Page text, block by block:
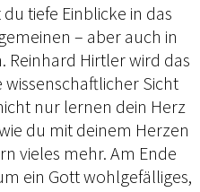
tiefe Einblicke in das
– aber auch in
Reinhard Hirtler wird das
wissenschaftlicher Sicht
nur lernen dein Herz
du mit deinem Herzen
vieles mehr. Am Ende
ein Gott wohlgefälliges,